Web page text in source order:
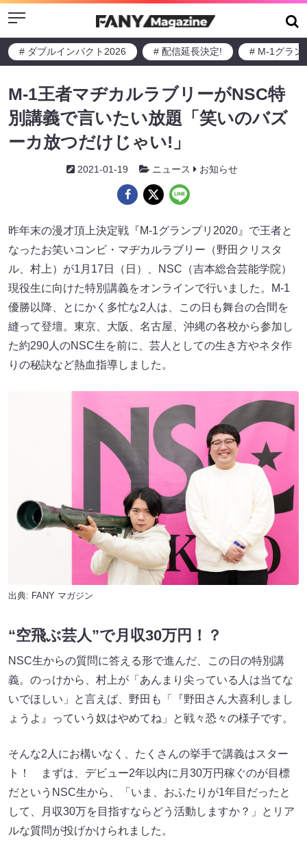
Menu
# ダブルインパクト2026 # 配信延長決定! # M-1グラン
M-1王者マヂカルラブリーがNSC特
別講義で言いたい放題「笑いのバズ
ーカ放つだけじゃい!」
2021-01-19 ニュース お知らせ
昨年末の漫才頂上決定戦『M-1グランプリ2020』で王者と
なったお笑いコンビ・マヂカルラブリー（野田クリスタ
ル、村上）が1月17日（日）、NSC（吉本総合芸能学院）
現役生に向けた特別講義をオンラインで行いました。M-1
優勝以降、とにかく多忙な2人は、この日も舞台の合間を
縫って登壇。東京、大阪、名古屋、沖縄の各校から参加し
た約290人のNSC生を前に、芸人としての生き方やネタ作
りの秘訣など熱血指導しました。
出典: FANY マガジン
“空飛ぶ芸人”で月収30万円！？
NSC生からの質問に答える形で進んだ、この日の特別講
義。のっけから、村上が「あんまり尖っている人は当てな
いでほしい」と言えば、野田も「『野田さん大喜利しまし
ょうよ』っていう奴はやめてね」と戦々恐々の様子です。
そんな2人にお構いなく、たくさんの挙手で講義はスター
ト！ まずは、デビュー2年以内に月30万円稼ぐのが目標
だというNSC生から、「いま、おふたりが1年目だったと
して、月収30万を目指すならどう活動しますか？」とリア
ルな質問が投げかけられました。